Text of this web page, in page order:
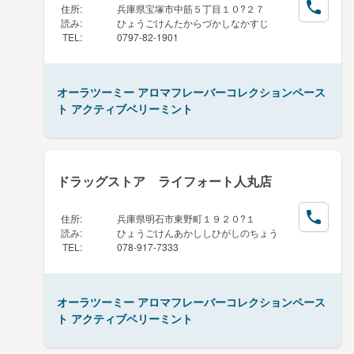
住所:
兵庫県宝塚市中筋５丁目１０?２７
読み:
ひょうごけんたからづかしなかすじ
TEL : 0797-82-1901
オーラツーミー アロマフレーバーコレクションペース
ト アクティブベリーミント
ドラッグストア ライフォート人丸店
住所:
兵庫県明石市東野町１９２０?１
読み:
ひょうごけんあかししひがしのちょう
TEL : 078-917-7333
オーラツーミー アロマフレーバーコレクションペース
ト アクティブベリーミント